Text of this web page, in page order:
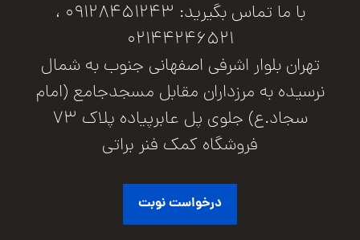
با ما تماس بگیرید: 09128451243 ،
02144246521
تهران بلوار اشرفی اصفهانی جنوب به شمال
نرسیده به مرزداران مقابل مسجدجامع (امام
سجاد.ع) جلوی پل عابرپیاده پلاک 73
فروشگاه کمک فنر براتی
درخواست نوبت